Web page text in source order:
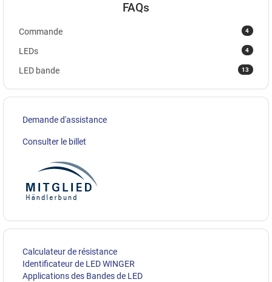
FAQs
4
Commande
4
LEDs
13
LED bande
Demande d'assistance
Consulter le billet
Calculateur de résistance
Identificateur de LED WINGER
Applications des Bandes de LED